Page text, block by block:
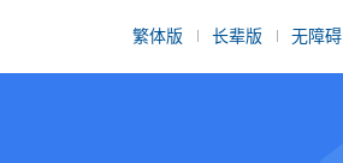
繁体版 长辈版 无障碍